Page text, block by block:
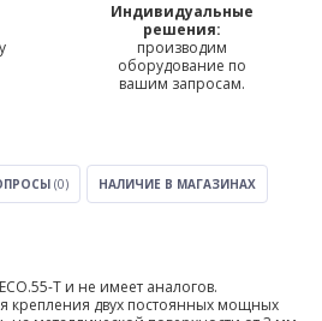
Индивидуальные
решения:
производим
оборудование по
вашим запросам.
(0) НАЛИЧИЕ В МАГАЗИНАХ
T и не имеет аналогов.
крепления двух постоянных мощных